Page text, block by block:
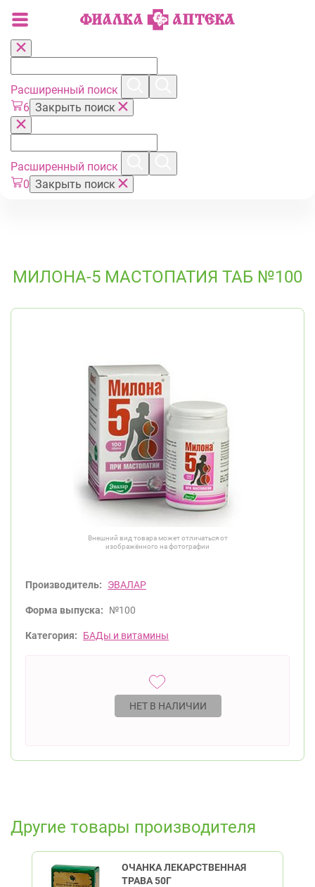
Расширенный поиск
6 Закрыть поиск
Расширенный поиск
0 Закрыть поиск
МИЛОНА-5 МАСТОПАТИЯ ТАБ №100
Внешний вид товара может отличаться от
изображённого на фотографии
Производитель: ЭВАЛАР
Форма выпуска: №100
Категория: БАДы и витамины
НЕТ В НАЛИЧИИ
Другие товары производителя
ОЧАНКА ЛЕКАРСТВЕННАЯ
ТРАВА 50Г